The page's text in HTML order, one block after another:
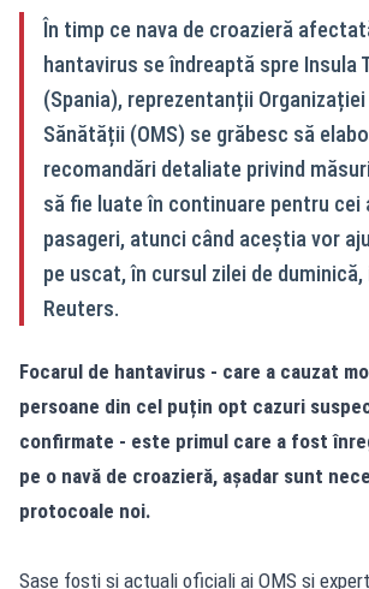
În timp ce nava de croazieră
hantavirus se îndreaptă spre Insula
(Spania), reprezentanții Organizației
Sănătății (OMS) se grăbesc să
recomandări detaliate privind
să fie luate în continuare pentru cei
pasageri, atunci când aceștia vor
pe uscat, în cursul zilei de
Reuters.
Focarul de hantavirus - care a cauzat
persoane din cel puțin opt cazuri
confirmate - este primul care a fost
pe o navă de croazieră, așadar sunt
protocoale noi.
Șase foști și actuali oficiali ai OMS și